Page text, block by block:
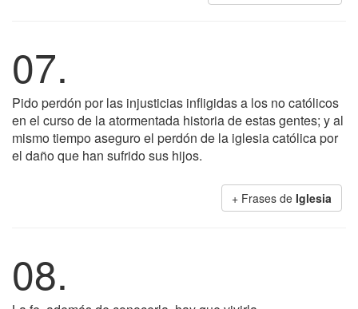
07.
Pido perdón por las injusticias infligidas a los no católicos
en el curso de la atormentada historia de estas gentes; y al
mismo tiempo aseguro el perdón de la iglesia católica por
el daño que han sufrido sus hijos.
+ Frases de Iglesia
08.